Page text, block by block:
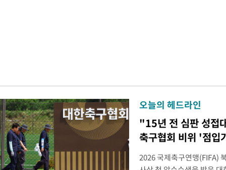
오늘의 헤드라인
"15년 전 심판 성접
축구협회 비위 '점입
2026 국제축구연맹(FIFA)